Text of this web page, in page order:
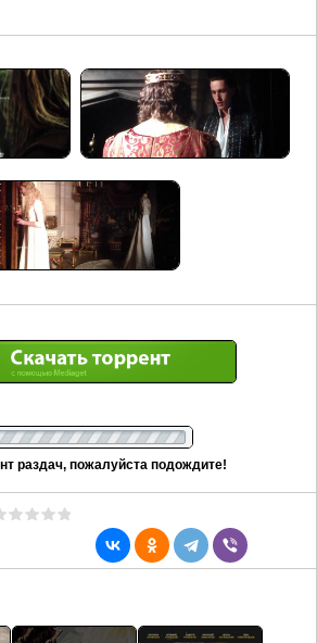
раздач, пожалуйста подождите!